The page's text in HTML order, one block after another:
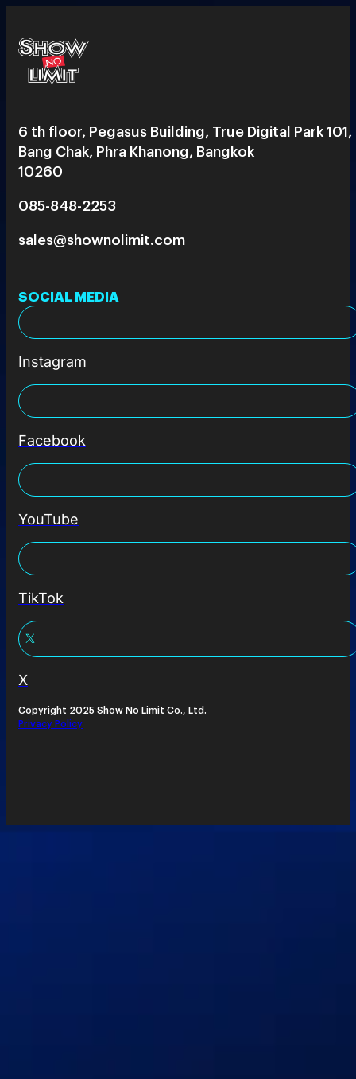
6 th floor, Pegasus Building, True Digital Park 101,
Bang Chak, Phra Khanong, Bangkok
10260
085-848-2253
sales@shownolimit.com
SOCIAL MEDIA
Instagram
Facebook
YouTube
TikTok
X
Copyright 2025 Show No Limit Co., Ltd.
Privacy Policy